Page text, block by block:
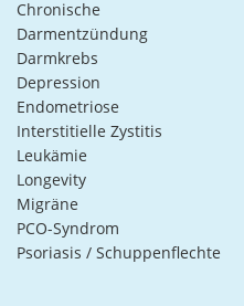
Chronische
Darmentzündung
Darmkrebs
Depression
Endometriose
Interstitielle Zystitis
Leukämie
Longevity
Migräne
PCO-Syndrom
Psoriasis / Schuppenflechte